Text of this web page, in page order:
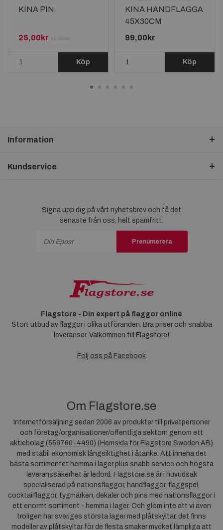
KINA PIN
25,00kr
Köp
KINA HANDFLAGGA
45X30CM
99,00kr
Köp
Information
Kundservice
Signa upp dig på vårt nyhetsbrev och få det
senaste från oss, helt spamfritt.
Prenumerera
Flagstore - Din expert på flaggor online
Stort utbud av flaggor i olika utföranden. Bra priser och snabba
leveranser. Välkommen till Flagstore!
Följ oss på Facebook
Om Flagstore.se
Internetförsäljning sedan 2006 av produkter till privatpersoner
och företag/organisationer/offentliga sektorn genom ett
aktiebolag (556760-4490) ( Hemsida för Flagstore Sweden AB)
med stabil ekonomisk långsiktighet i åtanke. Att inneha det
bästa sortimentet hemma i lager plus snabb service och högsta
leveranssäkerhet är ledord. Flagstore.se är i huvudsak
specialiserad på nationsflaggor, handflaggor, flaggspel,
cocktailflaggor, tygmärken, dekaler och pins med nationsflaggor i
ett enormt sortiment - hemma i lager. Och glöm inte att vi även
troligen har sveriges största lager med plåtskyltar, det finns
modeller av plåtskyltar för de flesta smaker mycket lämpliga att